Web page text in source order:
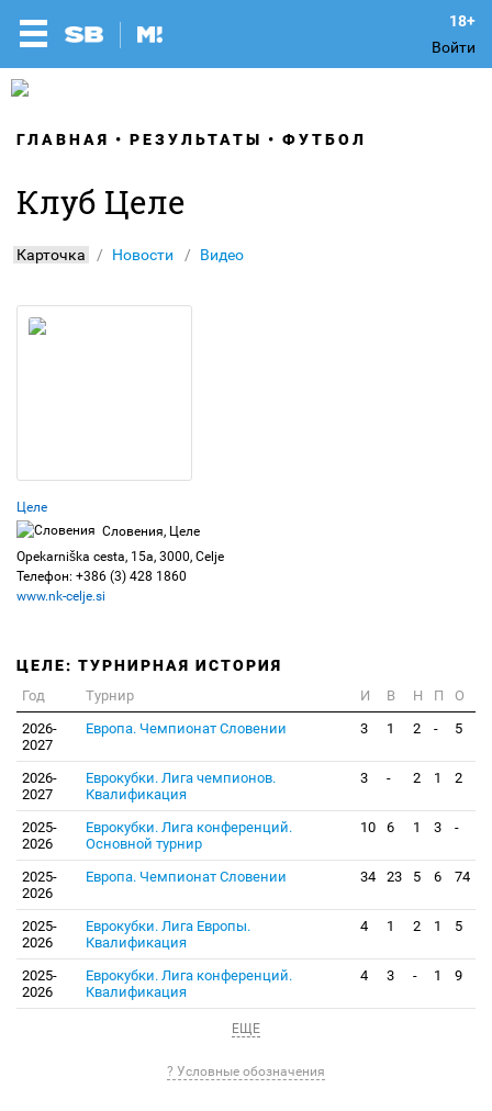
Войти
ГЛАВНАЯ РЕЗУЛЬТАТЫ ФУТБОЛ
Клуб Целе
Карточка Новости Видео
Целе
Словения, Целе
Opekarniška cesta, 15a, 3000, Celje
Телефон: +386 (3) 428 1860
www.nk-celje.si
ЦЕЛЕ: ТУРНИРНАЯ ИСТОРИЯ
Год Турнир И В Н П
О
2026-
2027
Европа. Чемпионат Словении 3 1 2 - 5
2026-
2027
Еврокубки. Лига чемпионов.
Квалификация
3 - 2 1 2
2025-
2026
Еврокубки. Лига конференций.
Основной турнир
10 6 1 3 -
2025-
2026
Европа. Чемпионат Словении 34 23 5 6 74
2025-
2026
Еврокубки. Лига Европы.
Квалификация
4 1 2 1 5
2025-
2026
Еврокубки. Лига конференций.
Квалификация
4 3 - 1 9
ЕЩЕ
? Условные обозначения